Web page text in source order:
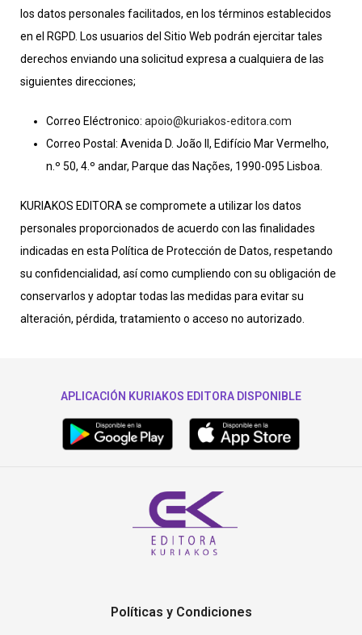
los datos personales facilitados, en los términos establecidos
en el RGPD. Los usuarios del Sitio Web podrán ejercitar tales
derechos enviando una solicitud expresa a cualquiera de las
siguientes direcciones;
Correo Eléctronico:apoio@kuriakos-editora.com
Correo Postal: Avenida D. João II, Edifício Mar Vermelho,
n.º 50, 4.º andar, Parque das Nações, 1990-095 Lisboa.
KURIAKOS EDITORA se compromete a utilizar los datos
personales proporcionados de acuerdo con las finalidades
indicadas en esta Política de Protección de Datos, respetando
su confidencialidad, así como cumpliendo con su obligación de
conservarlos y adoptar todas las medidas para evitar su
alteración, pérdida, tratamiento o acceso no autorizado.
APLICACIÓN KURIAKOS EDITORA DISPONIBLE
Políticas y Condiciones